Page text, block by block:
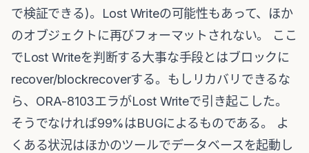
で検証できる)。Lost Writeの可能性もあって、ほか
のオブジェクトに再びフォーマットされない。 ここ
でLost Writeを判断する大事な手段とはブロックに
recover/blockrecoverする。もしリカバリできるな
ら、ORA-8103エラがLost Writeで引き起こした。
そうでなければ99%はBUGによるものである。 よ
くある状況はほかのツールでデータベースを起動し